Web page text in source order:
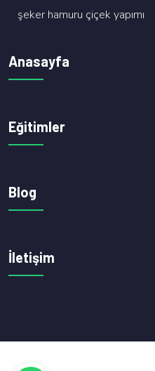
şeker hamuru çi̇çek yapimi
Anasayfa
Eğitimler
Blog
İletişim